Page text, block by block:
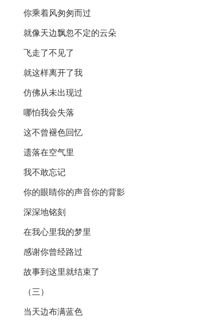
你乘着风匆匆而过
就像天边飘忽不定的云朵
飞走了不见了
就这样离开了我
仿佛从未出现过
哪怕我会失落
这不曾褪色回忆
遗落在空气里
我不敢忘记
你的眼睛你的声音你的背影
深深地铭刻
在我心里我的梦里
感谢你曾经路过
故事到这里就结束了
（三）
当天边布满蓝色